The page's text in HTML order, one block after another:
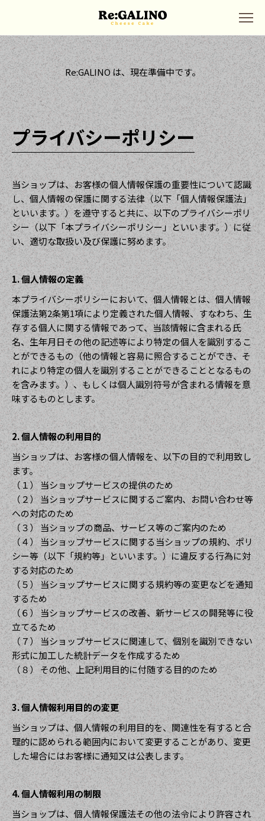
Re:GALINO は、現在準備中です。
プライバシーポリシー
当ショップは、お客様の個人情報保護の重要性について認識
し、個人情報の保護に関する法律（以下「個人情報保護法」
といいます。）を遵守すると共に、以下のプライバシーポリ
シー（以下「本プライバシーポリシー」といいます。）に従
い、適切な取扱い及び保護に努めます。
1. 個人情報の定義
本プライバシーポリシーにおいて、個人情報とは、個人情報
保護法第2条第1項により定義された個人情報、すなわち、生
存する個人に関する情報であって、当該情報に含まれる氏
名、生年月日その他の記述等により特定の個人を識別するこ
とができるもの（他の情報と容易に照合することができ、そ
れにより特定の個人を識別することができることとなるもの
を含みます。）、もしくは個人識別符号が含まれる情報を意
味するものとします。
2. 個人情報の利用目的
当ショップは、お客様の個人情報を、以下の目的で利用致し
ます。
（１） 当ショップサービスの提供のため
（２） 当ショップサービスに関するご案内、お問い合わせ等
への対応のため
（３） 当ショップの商品、サービス等のご案内のため
（４） 当ショップサービスに関する当ショップの規約、ポリ
シー等（以下「規約等」といいます。）に違反する行為に対
する対応のため
（５） 当ショップサービスに関する規約等の変更などを通知
するため
（６） 当ショップサービスの改善、新サービスの開発等に役
立てるため
（７） 当ショップサービスに関連して、個別を識別できない
形式に加工した統計データを作成するため
（８） その他、上記利用目的に付随する目的のため
3. 個人情報利用目的の変更
当ショップは、個人情報の利用目的を、関連性を有すると合
理的に認められる範囲内において変更することがあり、変更
した場合にはお客様に通知又は公表します。
4. 個人情報利用の制限
当ショップは、個人情報保護法その他の法令により許容され